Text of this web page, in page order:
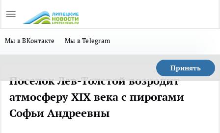
Мы в ВКонтакте Мы в Telegram
Принять
Поселок Лев-Толстой возродит
атмосферу XIX века с пирогами
Софьи Андреевны